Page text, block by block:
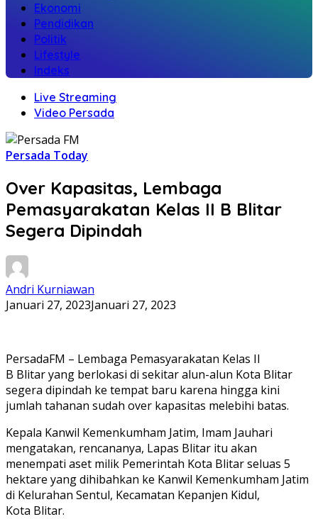
Ekonomi
Pendidikan
Politik
Lifestyle
Indeks
Live Streaming
Video Persada
Persada Today
Over Kapasitas, Lembaga
Pemasyarakatan Kelas II B Blitar
Segera Dipindah
Andri Kurniawan
Januari 27, 2023Januari 27, 2023
PersadaFM – Lembaga Pemasyarakatan Kelas II
B Blitar yang berlokasi di sekitar alun-alun Kota Blitar
segera dipindah ke tempat baru karena hingga kini
jumlah tahanan sudah over kapasitas melebihi batas.
Kepala Kanwil Kemenkumham Jatim, Imam Jauhari
mengatakan, rencananya, Lapas Blitar itu akan
menempati aset milik Pemerintah Kota Blitar seluas 5
hektare yang dihibahkan ke Kanwil Kemenkumham Jatim
di Kelurahan Sentul, Kecamatan Kepanjen Kidul,
Kota Blitar.